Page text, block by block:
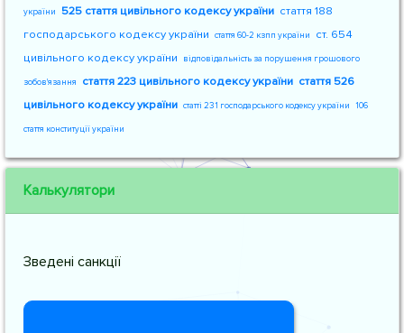
україни 525 стаття цивільного кодексу україни стаття 188
господарського кодексу україни стаття 60-2 кзпп україни
ст. 654
цивільного кодексу україни
відповідальність за порушення грошового
зобов'язання стаття 223 цивільного кодексу україни стаття 526
цивільного кодексу україни статті 231 господарського кодексу україни 106
стаття конституції україни
Калькулятори
Зведені санкції